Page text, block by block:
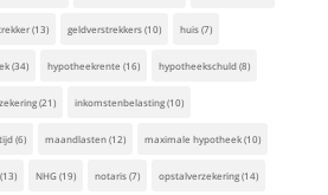
(13) geldverstrekkers(10) huis(7)
(34) hypotheekrente (16) hypotheekschuld(8)
(21) inkomstenbelasting(10)
(6) maandlasten(12) maximale hypotheek(10)
(13) NHG(19) notaris(7) opstalverzekering(14)